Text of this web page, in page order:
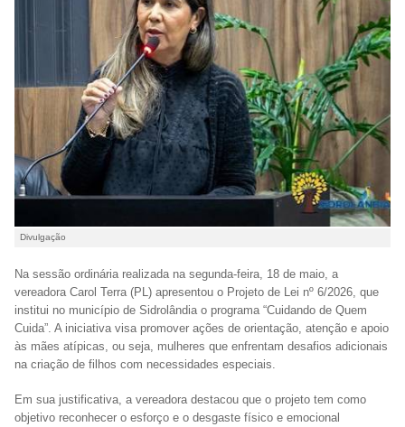
Divulgação
Na sessão ordinária realizada na segunda-feira, 18 de maio, a
vereadora Carol Terra (PL) apresentou o Projeto de Lei nº 6/2026, que
institui no município de Sidrolândia o programa “Cuidando de Quem
Cuida”. A iniciativa visa promover ações de orientação, atenção e apoio
às mães atípicas, ou seja, mulheres que enfrentam desafios adicionais
na criação de filhos com necessidades especiais.
Em sua justificativa, a vereadora destacou que o projeto tem como
objetivo reconhecer o esforço e o desgaste físico e emocional